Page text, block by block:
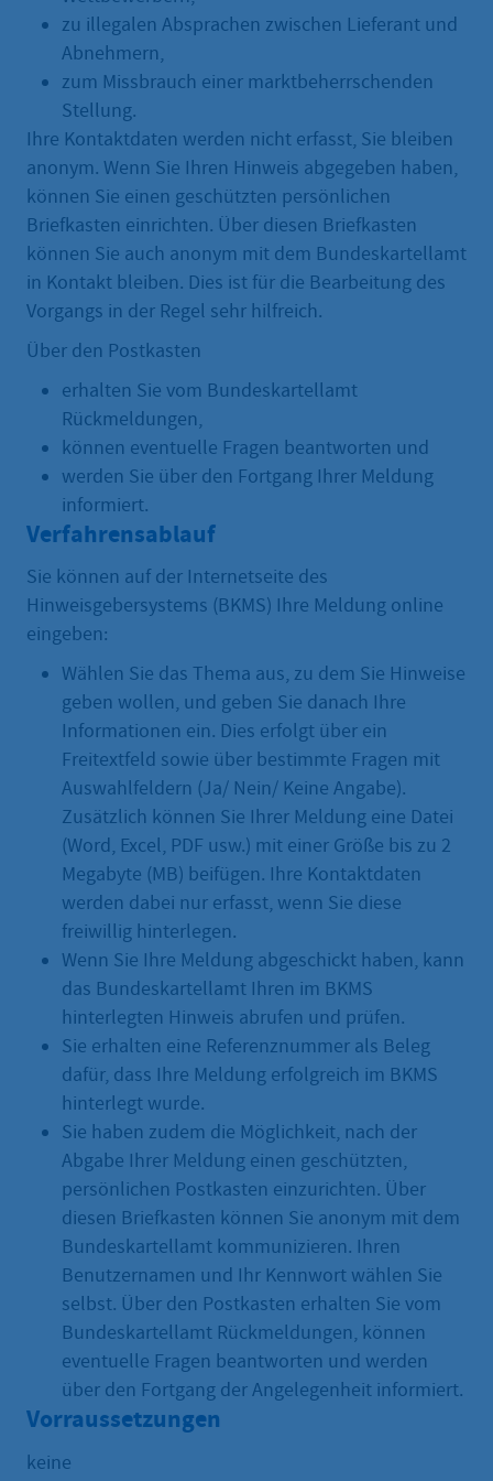
zu illegalen Absprachen zwischen Lieferant und
Abnehmern,
zum Missbrauch einer marktbeherrschenden
Stellung.
Ihre Kontaktdaten werden nicht erfasst, Sie bleiben
anonym. Wenn Sie Ihren Hinweis abgegeben haben,
können Sie einen geschützten persönlichen
Briefkasten einrichten. Über diesen Briefkasten
können Sie auch anonym mit dem Bundeskartellamt
in Kontakt bleiben. Dies ist für die Bearbeitung des
Vorgangs in der Regel sehr hilfreich.
Über den Postkasten
erhalten Sie vom Bundeskartellamt
Rückmeldungen,
können eventuelle Fragen beantworten und
werden Sie über den Fortgang Ihrer Meldung
informiert.
Verfahrensablauf
Sie können auf der Internetseite des
Hinweisgebersystems (BKMS) Ihre Meldung online
eingeben:
Wählen Sie das Thema aus, zu dem Sie Hinweise
geben wollen, und geben Sie danach Ihre
Informationen ein. Dies erfolgt über ein
Freitextfeld sowie über bestimmte Fragen mit
Auswahlfeldern (Ja/ Nein/ Keine Angabe).
Zusätzlich können Sie Ihrer Meldung eine Datei
(Word, Excel, PDF usw.) mit einer Größe bis zu 2
Megabyte (MB) beifügen. Ihre Kontaktdaten
werden dabei nur erfasst, wenn Sie diese
freiwillig hinterlegen.
Wenn Sie Ihre Meldung abgeschickt haben, kann
das Bundeskartellamt Ihren im BKMS
hinterlegten Hinweis abrufen und prüfen.
Sie erhalten eine Referenznummer als Beleg
dafür, dass Ihre Meldung erfolgreich im BKMS
hinterlegt wurde.
Sie haben zudem die Möglichkeit, nach der
Abgabe Ihrer Meldung einen geschützten,
persönlichen Postkasten einzurichten. Über
diesen Briefkasten können Sie anonym mit dem
Bundeskartellamt kommunizieren. Ihren
Benutzernamen und Ihr Kennwort wählen Sie
selbst. Über den Postkasten erhalten Sie vom
Bundeskartellamt Rückmeldungen, können
eventuelle Fragen beantworten und werden
über den Fortgang der Angelegenheit informiert.
Vorraussetzungen
keine